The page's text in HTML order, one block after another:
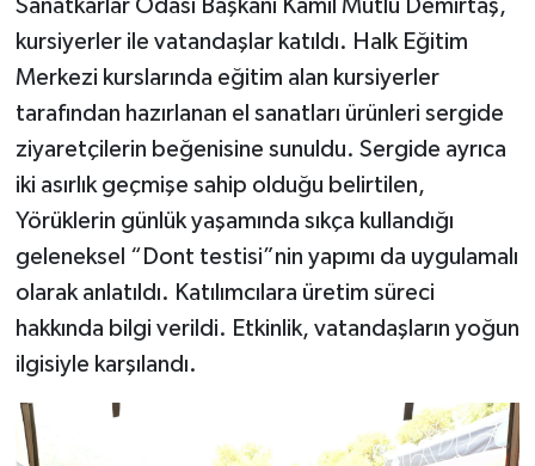
Sanatkarlar Odası Başkanı Kamil Mutlu Demirtaş,
kursiyerler ile vatandaşlar katıldı. Halk Eğitim
Merkezi kurslarında eğitim alan kursiyerler
tarafından hazırlanan el sanatları ürünleri sergide
ziyaretçilerin beğenisine sunuldu. Sergide ayrıca
iki asırlık geçmişe sahip olduğu belirtilen,
Yörüklerin günlük yaşamında sıkça kullandığı
geleneksel “Dont testisi”nin yapımı da uygulamalı
olarak anlatıldı. Katılımcılara üretim süreci
hakkında bilgi verildi. Etkinlik, vatandaşların yoğun
ilgisiyle karşılandı.